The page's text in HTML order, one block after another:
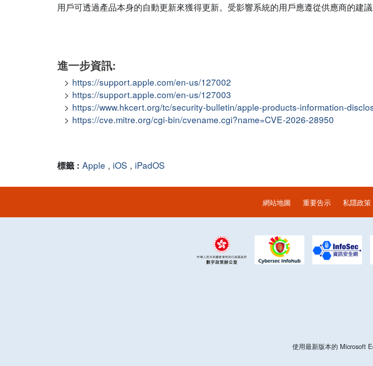
用戶可透過產品本身的自動更新來獲得更新。受影響系統的用戶應遵從供應商的建
進一步資訊:
https://support.apple.com/en-us/127002
https://support.apple.com/en-us/127003
https://www.hkcert.org/tc/security-bulletin/apple-products-information-
https://cve.mitre.org/cgi-bin/cvename.cgi?name=CVE-2026-28950
標籤 : Apple , iOS , iPadOS
網站地圖 重要告示 私隱政策
使用最新版本的 Microsoft